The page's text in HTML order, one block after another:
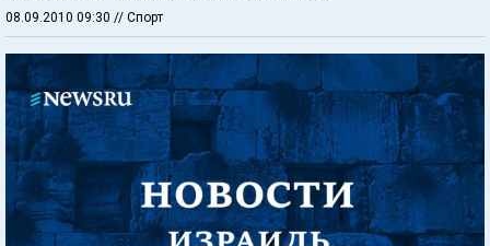
08.09.2010 09:30 // Спорт